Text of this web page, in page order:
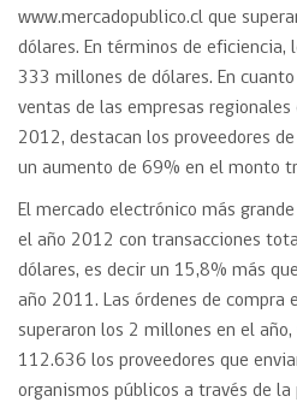
www.mercadopublico.cl que
dólares. En términos de eficiencia,
333 millones de dólares. En
ventas de las empresas
2012, destacan los proveedores
un aumento de 69% en el monto
El mercado electrónico más
el año 2012 con transacciones
dólares, es decir un 15,8% más
año 2011. Las órdenes de
superaron los 2 millones en el
112.636 los proveedores que
organismos públicos a través de